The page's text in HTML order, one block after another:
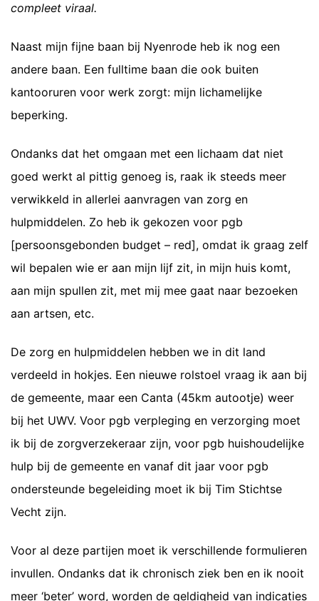
compleet viraal.
Naast mijn fijne baan bij Nyenrode heb ik nog een
andere baan. Een fulltime baan die ook buiten
kantooruren voor werk zorgt: mijn lichamelijke
beperking.
Ondanks dat het omgaan met een lichaam dat niet
goed werkt al pittig genoeg is, raak ik steeds meer
verwikkeld in allerlei aanvragen van zorg en
hulpmiddelen. Zo heb ik gekozen voor pgb
[persoonsgebonden budget – red], omdat ik graag zelf
wil bepalen wie er aan mijn lijf zit, in mijn huis komt,
aan mijn spullen zit, met mij mee gaat naar bezoeken
aan artsen, etc.
De zorg en hulpmiddelen hebben we in dit land
verdeeld in hokjes. Een nieuwe rolstoel vraag ik aan bij
de gemeente, maar een Canta (45km autootje) weer
bij het UWV. Voor pgb verpleging en verzorging moet
ik bij de zorgverzekeraar zijn, voor pgb huishoudelijke
hulp bij de gemeente en vanaf dit jaar voor pgb
ondersteunde begeleiding moet ik bij Tim Stichtse
Vecht zijn.
Voor al deze partijen moet ik verschillende formulieren
invullen. Ondanks dat ik chronisch ziek ben en ik nooit
meer ‘beter’ word, worden de geldigheid van indicaties